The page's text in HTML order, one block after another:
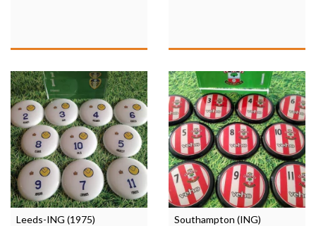
Leeds-ING (1975) Southampton (ING)